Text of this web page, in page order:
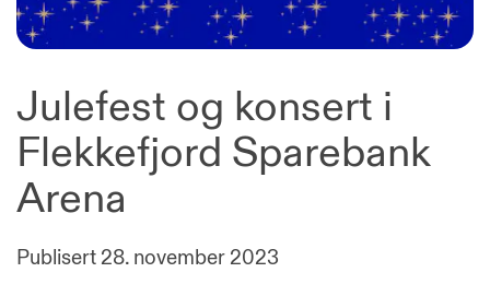
Julefest og konsert i
Flekkefjord Sparebank
Arena
Publisert 28. november 2023